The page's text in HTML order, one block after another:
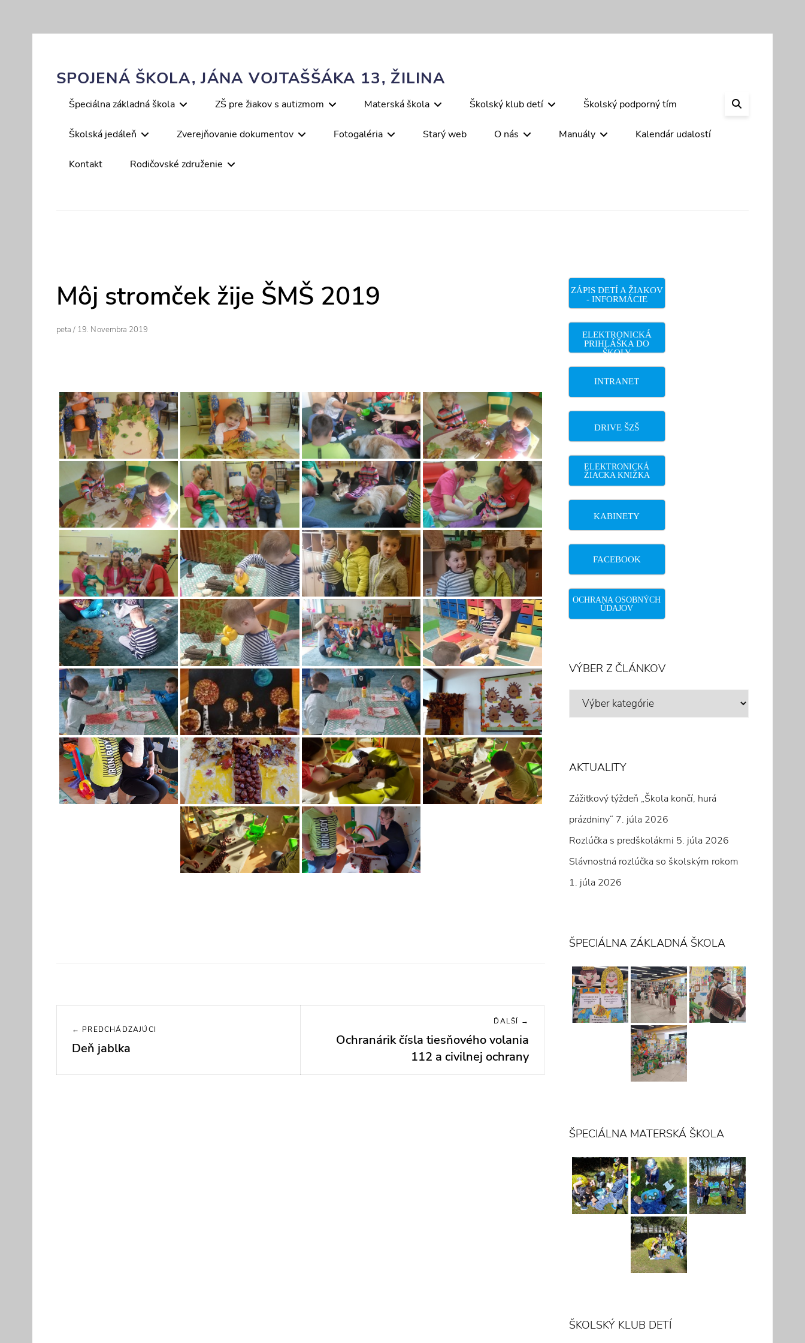
contentSPOJENÁ ŠKOLA, JÁNA VOJTAŠŠÁKA 13, ŽILINA
Primary
Špeciálna základná škola ZŠ pre žiakov s autizmom Materská škola Školský klub detí Školský podporný tím
Školská jedáleň Zverejňovanie dokumentov Fotogaléria Starý web O nás Manuály Kalendár udalostí
Kontakt Rodičovské združenie
Môj stromček žije ŠMŠ 2019
Author
Peta / Posted
19. Novembra 2019
Navigácia
článku
← PREDCHÁDZAJÚCI
Previous
Deň jablka
ĎALŠÍ →
NextOchranárik čísla tiesňového volania
112 a civilnej ochrany
ZÁPIS DETÍ A ŽIAKOV
- INFORMÁCIE
ELEKTRONICKÁ
PRIHLÁŠKA DO
ŠKOLY
INTRANET
DRIVE ŠZŠ
ELEKTRONICKÁ
ŽIACKA KNIŽKA
KABINETY
FACEBOOK
OCHRANA OSOBNÝCH
ÚDAJOV
VÝBER Z ČLÁNKOV
VÝBER
AKTUALITY
Zážitkový týždeň „Škola končí, hurá
prázdniny“ 7. júla 2026
Rozlúčka s predškolákmi 5. júla 2026
Slávnostná rozlúčka so školským rokom
1. júla 2026
ŠPECIÁLNA ZÁKLADNÁ ŠKOLA
ŠPECIÁLNA MATERSKÁ ŠKOLA
ŠKOLSKÝ KLUB DETÍ